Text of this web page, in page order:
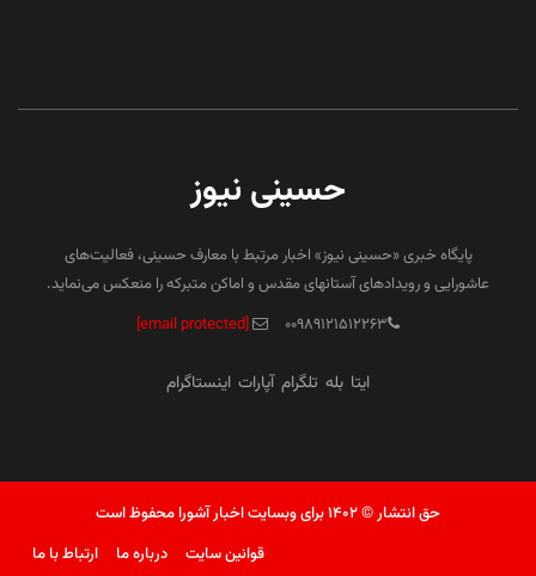
حسینی نیوز
پایگاه خبری «حسینی نیوز» اخبار مرتبط با معارف حسینی، فعالیت‌های
عاشورایی و رویدادهای آستانهای مقدس و اماکن متبرکه را منعکس می‌نماید.
۰۰۹۸۹۱۲۱۵۱۲۲۶۳
[email protected]
ایتا بله تلگرام آپارات اینستاگرام
حق انتشار © ۱۴۰۲ برای وبسایت اخبار آشورا محفوظ است
قوانین سایت
درباره ما ارتباط با ما